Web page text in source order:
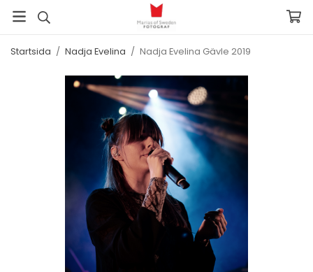
Startsida / Nadja Evelina / Nadja Evelina Gävle 2019